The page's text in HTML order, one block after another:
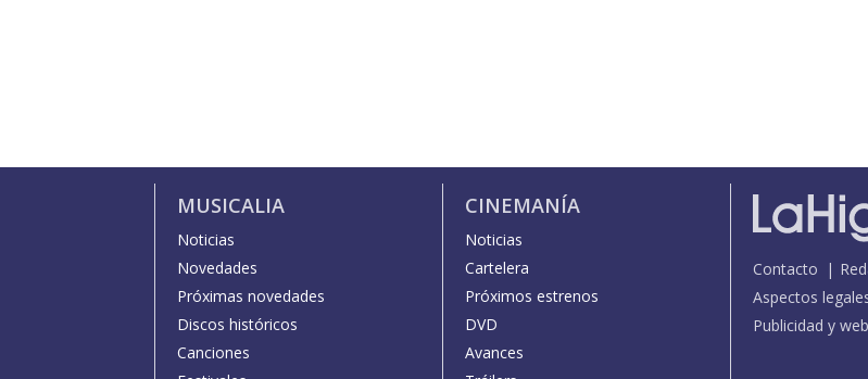
MUSICALIA
Noticias
Novedades
Próximas novedades
Discos históricos
Canciones
CINEMANÍA
Noticias
Cartelera
Próximos estrenos
DVD
Avances
Contacto
Aspectos
Publicidad y